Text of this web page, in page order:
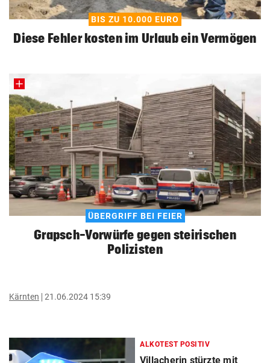
BIS ZU 10.000 EURO
Diese Fehler kosten im Urlaub ein Vermögen
ÜBERGRIFF BEI FEIER
Grapsch-Vorwürfe gegen steirischen
Polizisten
Kärnten 21.06.2024 15:39
ALKOTEST POSITIV
Villacherin stürzte mit